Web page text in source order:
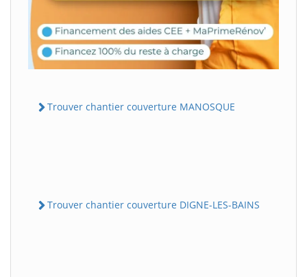
Trouver chantier couverture MANOSQUE
Trouver chantier couverture DIGNE-LES-BAINS